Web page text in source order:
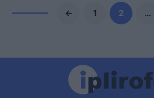
← 1 2 …